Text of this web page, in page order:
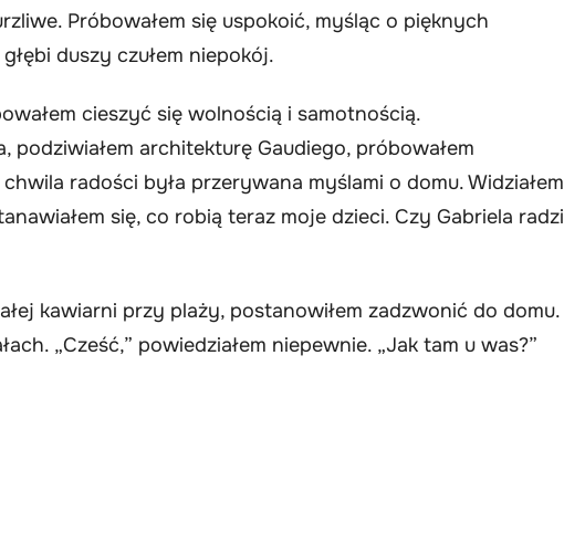
Próbowałem się uspokoić, myśląc o pięknych
duszy czułem niepokój.
cieszyć się wolnością i samotnością.
podziwiałem architekturę Gaudiego, próbowałem
radości była przerywana myślami o domu. Widziałem
się, co robią teraz moje dzieci. Czy Gabriela radzi
kawiarni przy plaży, postanowiłem zadzwonić do domu.
„Cześć,” powiedziałem niepewnie. „Jak tam u was?”